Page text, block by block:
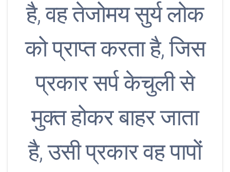
है, वह तेजोमय सुर्य लोक
को प्राप्त करता है, जिस
प्रकार सर्प केचुली से
मुक्त होकर बाहर जाता
है, उसी प्रकार वह पापों